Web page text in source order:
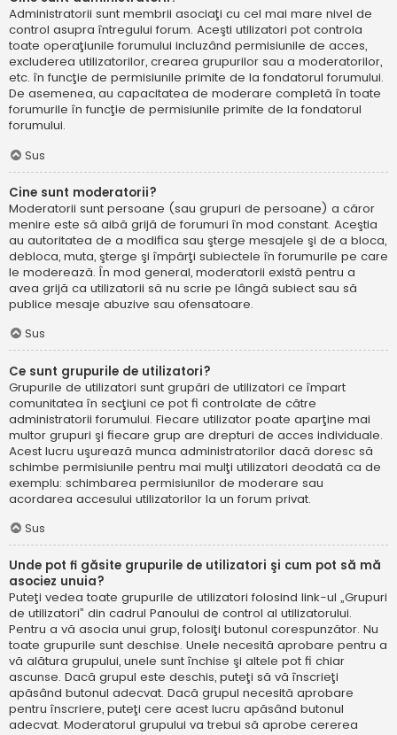
Administratorii sunt membrii asociaţi cu cel mai mare nivel de
control asupra întregului forum. Aceşti utilizatori pot controla
toate operaţiunile forumului incluzând permisiunile de acces,
excluderea utilizatorilor, crearea grupurilor sau a moderatorilor,
etc. în funcţie de permisiunile primite de la fondatorul forumului.
De asemenea, au capacitatea de moderare completă în toate
forumurile în funcţie de permisiunile primite de la fondatorul
forumului.
Sus
Cine sunt moderatorii?
Moderatorii sunt persoane (sau grupuri de persoane) a căror
menire este să aibă grijă de forumuri în mod constant. Aceştia
au autoritatea de a modifica sau şterge mesajele şi de a bloca,
debloca, muta, şterge şi împărţi subiectele în forumurile pe care
le moderează. În mod general, moderatorii există pentru a
avea grijă ca utilizatorii să nu scrie pe lângă subiect sau să
publice mesaje abuzive sau ofensatoare.
Sus
Ce sunt grupurile de utilizatori?
Grupurile de utilizatori sunt grupări de utilizatori ce împart
comunitatea în secţiuni ce pot fi controlate de către
administratorii forumului. Fiecare utilizator poate aparţine mai
multor grupuri şi fiecare grup are drepturi de acces individuale.
Acest lucru uşurează munca administratorilor dacă doresc să
schimbe permisiunile pentru mai mulţi utilizatori deodată ca de
exemplu: schimbarea permisiunilor de moderare sau
acordarea accesului utilizatorilor la un forum privat.
Sus
Unde pot fi găsite grupurile de utilizatori şi cum pot să mă
asociez unuia?
Puteţi vedea toate grupurile de utilizatori folosind link-ul „Grupuri
de utilizatori” din cadrul Panoului de control al utilizatorului.
Pentru a vă asocia unui grup, folosiţi butonul corespunzător. Nu
toate grupurile sunt deschise. Unele necesită aprobare pentru a
vă alătura grupului, unele sunt închise şi altele pot fi chiar
ascunse. Dacă grupul este deschis, puteţi să vă înscrieţi
apăsând butonul adecvat. Dacă grupul necesită aprobare
pentru înscriere, puteţi cere acest lucru apăsând butonul
adecvat. Moderatorul grupului va trebui să aprobe cererea